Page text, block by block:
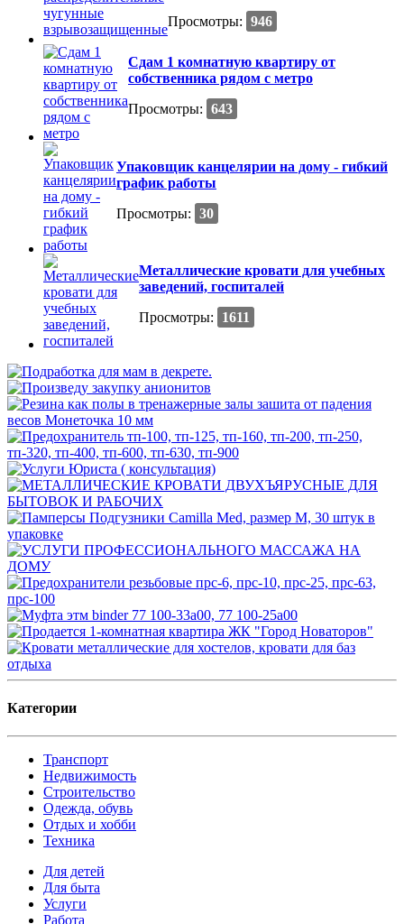
Просмотры: 946
Сдам 1 комнатную квартиру от
собственника рядом с метро
Просмотры: 643
Упаковщик канцелярии на дому - гибкий
график работы
Просмотры: 30
Металлические кровати для учебных
заведений, госпиталей
Просмотры:
1611
Категории
Транспорт
Недвижимость
Строительство
Одежда, обувь
Отдых и хобби
Техника
Для детей
Для быта
Услуги
Работа